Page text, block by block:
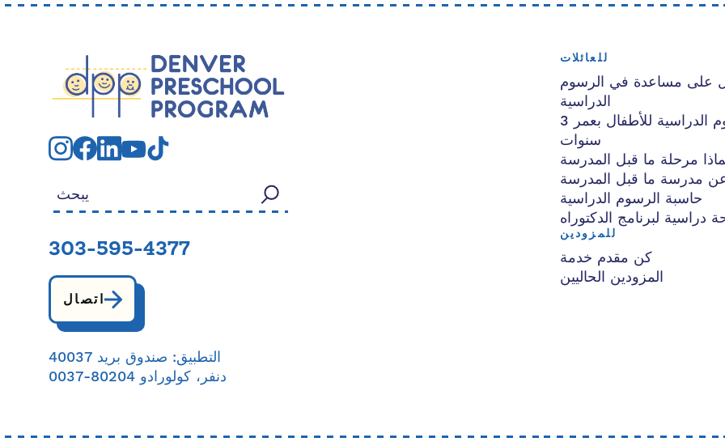
303-595-4377
اتصال
التطبيق: صندوق بريد 40037
دنفر، كولورادو 80204-0037
للعائلات
على مساعدة في الرسوم
الدراسية
رصيد الرسوم الدراسية للأطفال بعمر 3
سنوات
مرحلة ما قبل المدرسة
مدرسة ما قبل المدرسة
حاسبة الرسوم الدراسية
دراسية لبرنامج الدكتوراه
للمزودين
كن مقدم خدمة
المزودين الحاليين